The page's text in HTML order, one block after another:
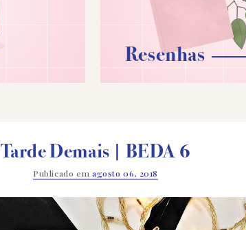
Resenhas
Tarde Demais | BEDA 6
Publicado em agosto 06, 2018